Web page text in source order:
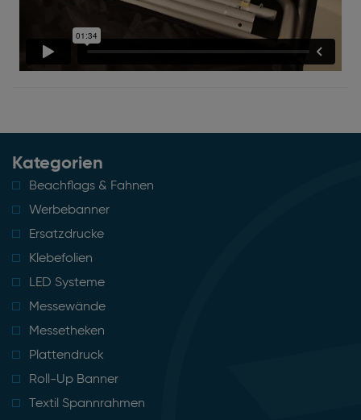
Kategorien
Beachflags & Fahnen
Werbebanner
Ersatzdrucke
Klebefolien
LED Systeme
Messewände
Messetheken
Plattendruck
Roll-Up Banner
Textil Spannrahmen